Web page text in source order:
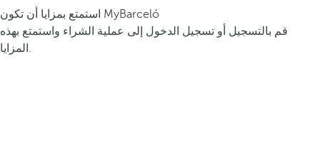
استمتع بمزايا أن تكون MyBarceló
قم بالتسجيل أو تسجيل الدخول إلى عملية الشراء واستمتع بهذه
المزايا.